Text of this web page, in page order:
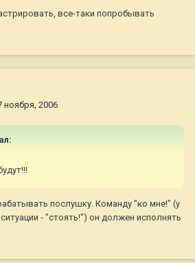
все-таки попробывать
ноября, 2006
послушку. Команду "ко мне!" (у
- "стоять!") он должен исполнять